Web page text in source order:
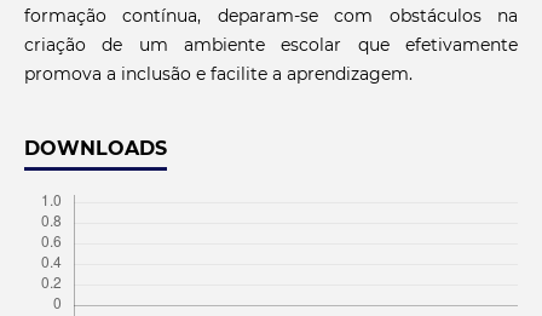
formação contínua, deparam-se com obstáculos na
criação de um ambiente escolar que efetivamente
promova a inclusão e facilite a aprendizagem.
DOWNLOADS